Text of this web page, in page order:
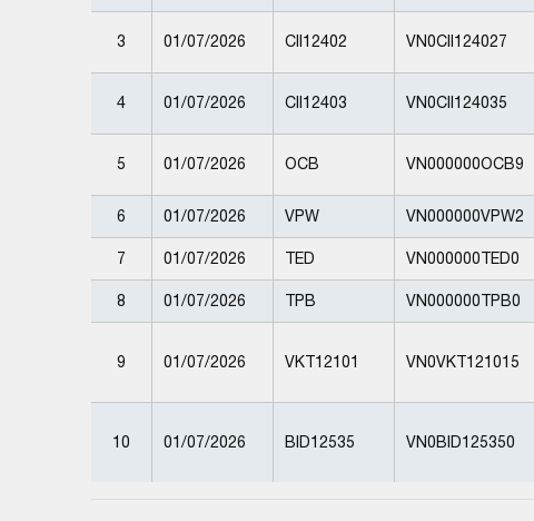
3 01/07/2026 CII12402 VN0CII124027
4 01/07/2026 CII12403 VN0CII124035
5 01/07/2026 OCB VN000000OCB9
6 01/07/2026 VPW VN000000VPW2
7 01/07/2026 TED VN000000TED0
8 01/07/2026 TPB VN000000TPB0
9 01/07/2026 VKT12101 VN0VKT121015
10 01/07/2026 BID12535 VN0BID125350